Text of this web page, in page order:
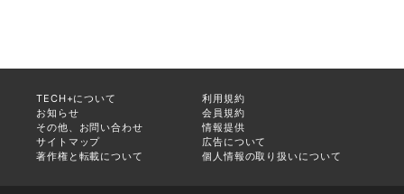
TECH+について
利用規約
お知らせ
会員規約
その他、お問い合わせ
情報提供
サイトマップ
広告について
著作権と転載について
個人情報の取り扱いについて